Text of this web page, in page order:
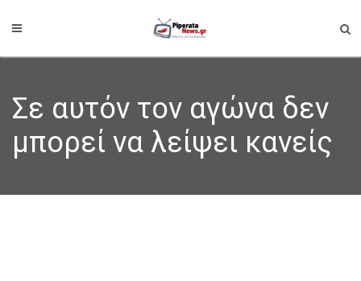
Σε αυτόν τον αγώνα δεν
μπορεί να λείψει κανείς